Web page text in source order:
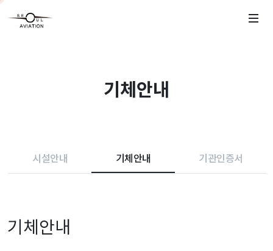
기체안내
시설안내 기체안내 기관인증서
기체안내